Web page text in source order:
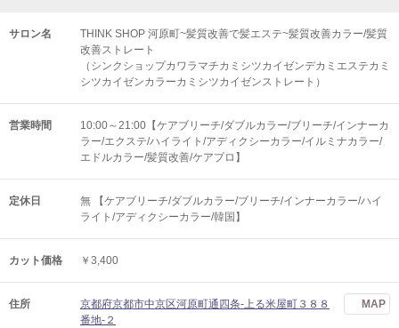
サロン名
THINK SHOP 河原町~髪質改善で髪エステ~髪質改善カラー/髪質
改善ストレート
（シンクショップカワラマチカミシツカイゼンデカミエステカミ
シツカイゼンカラーカミシツカイゼンストレート）
営業時間
10:00～21:00【ケアブリーチ/ダブルカラー/ブリーチ/インナーカ
ラー/エクステ/ハイライト/アディクシーカラー/イルミナカラー/
エドルカラー/髪質改善/ケアプロ】
定休日
無 【ケアブリーチ/ダブルカラー/ブリーチ/インナーカラー/ハイ
ライト/アディクシーカラー/韓国】
カット価格 ￥3,400
住所
京都府京都市中京区河原町通四条-上る米屋町３８８
番地-２
MAP